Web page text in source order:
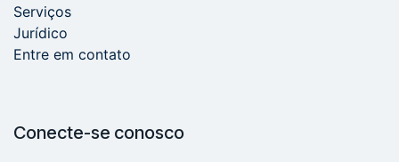
Serviços
Jurídico
Entre em contato
Conecte-se conosco